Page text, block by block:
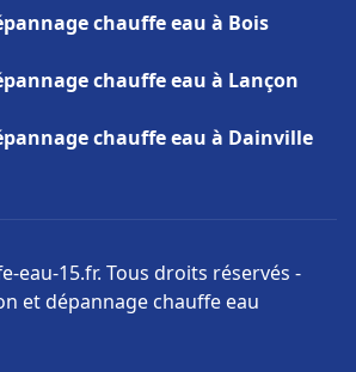
chauffe eau à Bois
chauffe eau à Lançon
chauffe eau à Dainville
eau-15.fr. Tous droits réservés -
et dépannage chauffe eau